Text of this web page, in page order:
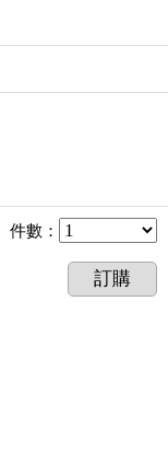
件數 ：
訂購